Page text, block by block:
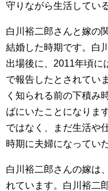
守りながら生活してい
白川裕二郎さんと嫁の
結婚した時期です。白
出場後に、2011年頃に
で報告したとされてい
く知られる前の下積み
ばにいたことになりま
ではなく、まだ生活や
時期に夫婦になってい
白川裕二郎さんの嫁は
れています。白川裕二